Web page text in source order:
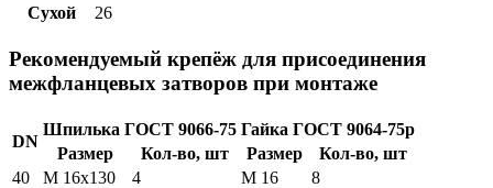
Сухой
26
Рекомендуемый крепёж для присоединения
межфланцевых затворов при монтаже
DN
Шпилька ГОСТ 9066-75 Гайка ГОСТ 9064-75р
Размер
Кол-во, шт Размер
Кол-во, шт
40
М 16х130 4 М 16
8